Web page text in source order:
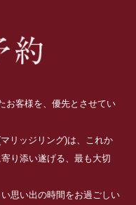
お客様を、優先とさせてい
リッジリング)は、これか
り添い遂げる、最も大切
思い出の時間をお過ごしい